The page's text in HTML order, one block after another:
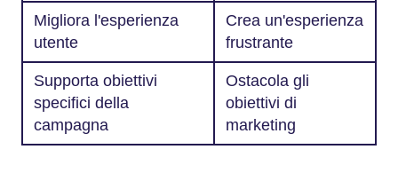
Migliora l'esperienza
utente
Crea un'esperienza
frustrante
Supporta obiettivi
specifici della
campagna
Ostacola gli
obiettivi di
marketing